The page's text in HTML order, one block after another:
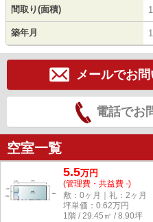
間取り(面積)
築年月
メールでお
電話でお
空室一覧
5.5万円
(管理費・共益費 -)
敷：0ヶ月｜礼：2ヶ月
坪単価： 0.62万円
1階 / 29.45㎡ / 8.90坪